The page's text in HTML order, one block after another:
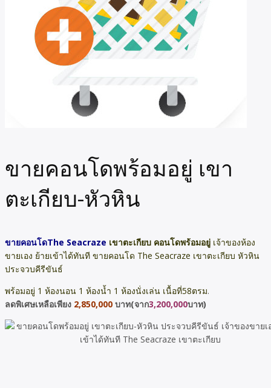
ขายคอนโดพร้อมอยู่ เขา
ตะเกียบ-หัวหิน
ขายคอนโดThe Seacraze เขาตะเกียบ คอนโดพร้อมอยู่ เจ้าของห้อง
ขายเอง ย้ายเข้าได้ทันที ขายคอนโด The Seacraze เขาตะเกียบ หัวหิน
ประจวบคีรีขันธ์
พร้อมอยู่ 1 ห้องนอน 1 ห้องน้ำ 1 ห้องนั่งเล่น เนื้อที่58ตรม.
ลดพิเศษเหลือเพียง 2,850,000 บาท(จาก3,200,000บาท)